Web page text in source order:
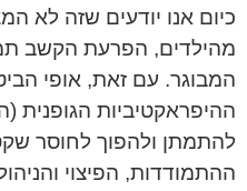
מהילדים, הפרעת הקשב
המבוגר. עם זאת, אופי
ההיפראקטיביות הגופנית
להתמתן ולהפוך לחוסר
ההתמודדות, הפיצוי